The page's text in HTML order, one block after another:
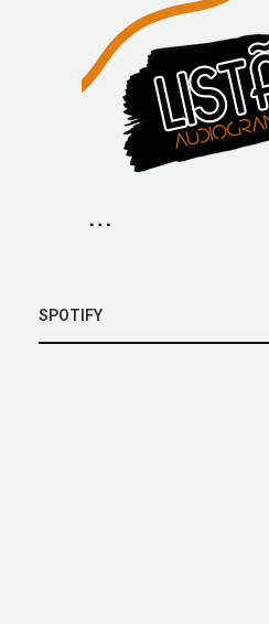
SPOTIFY